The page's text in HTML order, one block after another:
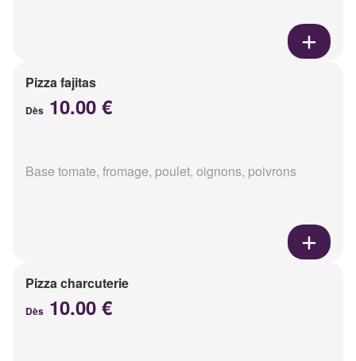
Pizza fajitas
Dès 10.00 €
Base tomate, fromage, poulet, oignons, poivrons
Pizza charcuterie
Dès 10.00 €